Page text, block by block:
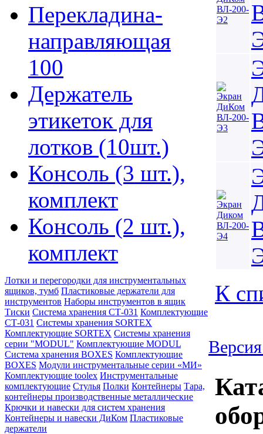
Перекладина-
направляющая
100
Держатель
этикеток для
лотков (10шт.)
Консоль (3 шт.),
комплект
Консоль (2 шт.),
комплект
Лотки и перегородки для инструментальных
ящиков, тумб Пластиковые держатели для
инструментов Наборы инструментов в ящик
Тиски Система хранения СТ-031 Комплектующие
СТ-031 Системы хранения SORTEX
Комплектующие SORTEX Системы хранения
серии "MODUL" Комплектующие MODUL
Система хранения BOXES Комплектующие
BOXES Модули инструментальные серии «МИ»
Комплектующие toolex Инструментальные
комплектующие Стулья Полки Контейнеры Тара,
контейнеры производственные металлические
Крючки и навески для систем хранения
Контейнеры и навески ДиКом Пластиковые
держатели
К